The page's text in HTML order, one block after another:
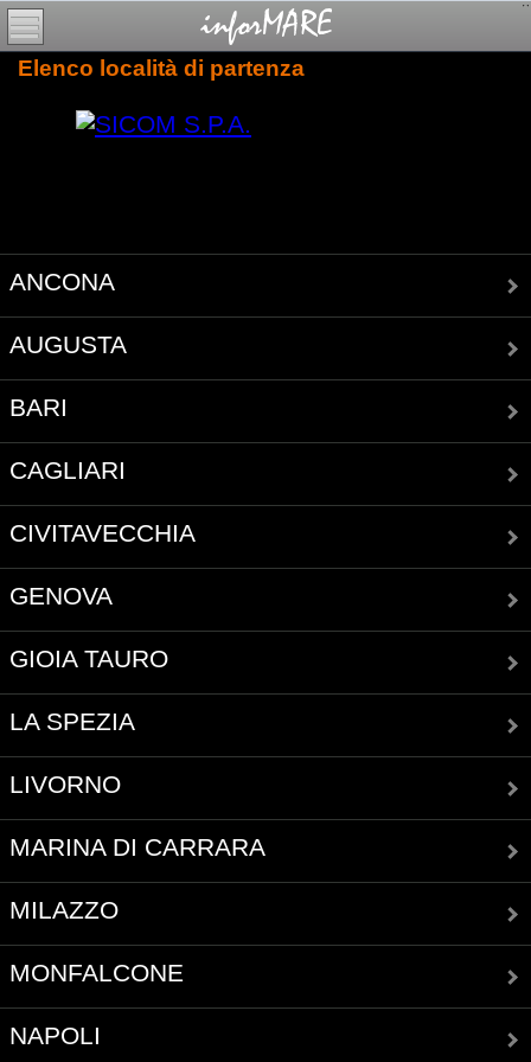
Elenco località di partenza
ANCONA
AUGUSTA
BARI
CAGLIARI
CIVITAVECCHIA
GENOVA
GIOIA TAURO
LA SPEZIA
LIVORNO
MARINA DI CARRARA
MILAZZO
MONFALCONE
NAPOLI